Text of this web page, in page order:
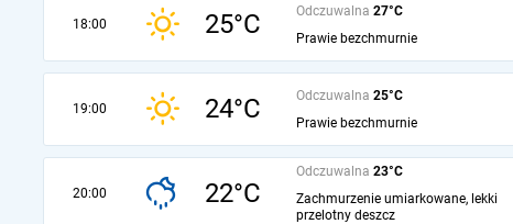
18:00 25°C Odczuwalna 27°C
Prawie bezchmurnie
19:00 24°C Odczuwalna 25°C
Prawie bezchmurnie
20:00 22°C
Odczuwalna 23°C
Zachmurzenie umiarkowane, lekki
przelotny deszcz